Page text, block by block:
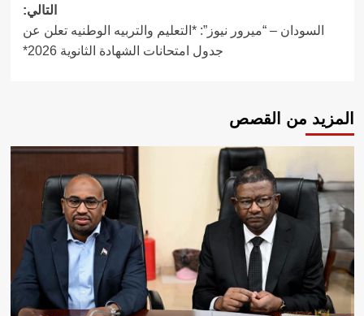
التالي:
السودان – “ميرور نيوز”: *التعليم والتربيه الوطنيه تعلن عن
جدول امتحانات الشهادة الثانوية 2026*
المزيد من القصص